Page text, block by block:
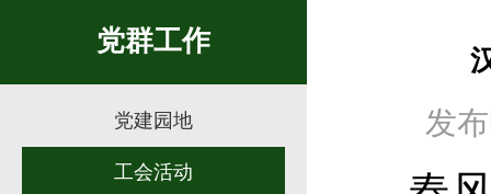
党群工作
党建园地
工会活动
发